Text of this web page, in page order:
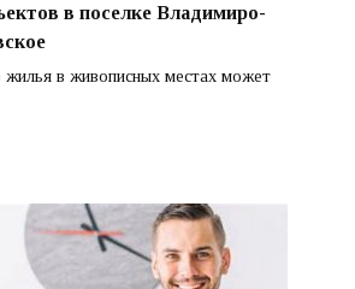
в поселке Владимиро-
в живописных местах может